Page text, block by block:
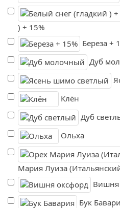
) + 15%
Береза +
Дуб
Клён
Дуб
Ольха
Мария Луиза
Вишня
Бук